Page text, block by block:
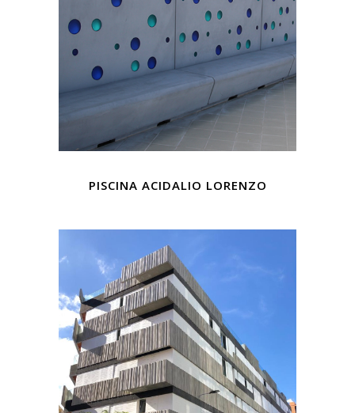
PISCINA ACIDALIO LORENZO